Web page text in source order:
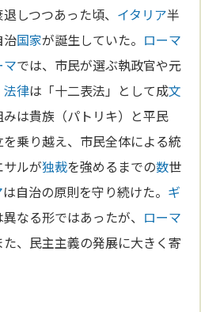
しつつあった頃、 イタリア半
治国家が誕生していた。 ローマ
マでは、市民が選ぶ執政官や元
法律は「十二表法」として成文
は貴族（パトリキ）と平民
を乗り越え、市民全体による統
サルが独裁を強めるまでの数世
は自治の原則を守り続けた。 ギ
なる形ではあったが、 ローマ
、民主主義の発展に大きく寄